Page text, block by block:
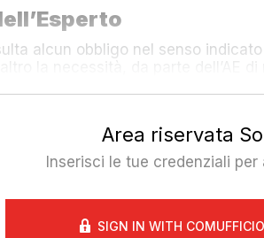
alcun obbligo nel senso
Area riservata
Inserisci le tue credenziali per
SIGN IN WITH